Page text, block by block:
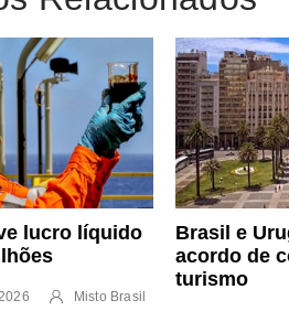
lucro líquido
Misto Brasil
Brasil e
acordo de
turismo